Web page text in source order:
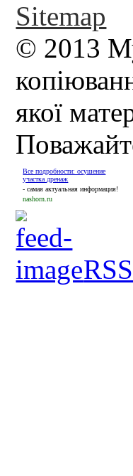
Sitemap
© 2013
якої
Все подробности: осушение
участка дренаж
- самая актуальная информация!
nashorn.ru
RSS